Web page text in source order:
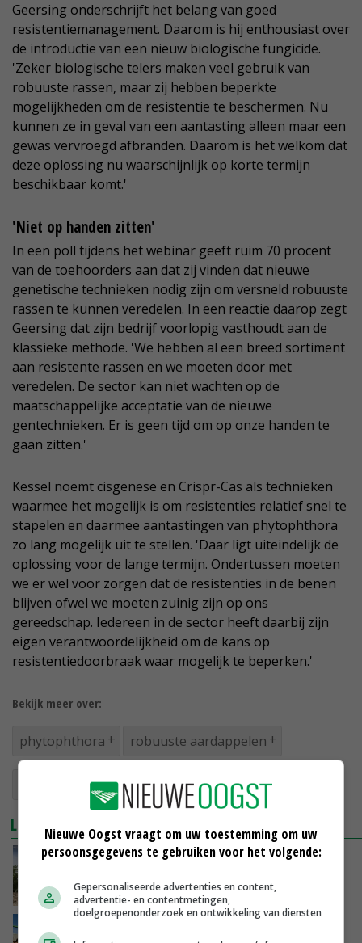
Geersing onderschrijft het belang van goed
resistentiemanagement. Daarom is hij enthousiast over
de introductie van een nieuw biologische fungicide.
'Zeker biologische telers maken veel gebruik van
robuuste rassen, maar zij hebben beperkte
mogelijkheden om de resistentie te beschermen. Nu
kunnen ze in geval van een aantasting alleen maar een
gewas vervroegd afbranden. Daarom is het welkom dat
deze oplossing nu waarschijnlijk op korte termijn
beschikbaar komt.'
'Niet op handen zitten'
In een poll tijdens het webinar geeft ruim 70 procent
van de toehoorders aan dat zij vinden dat nieuwe
genetische technieken nodig zijn om versneld robuuste
rassen te kunnen veredelen. In een reactie daarop zegt
Geersing dat zijn bedrijf voorlopig vasthoudt aan de
klassieke methode. 'We hebben al een breed sortiment
aan resistente rassen en we moeten door met
veredelen. De sector kan niet wachten op de
maatschappelijke acceptatie van de nieuwe
gentechnieken. Er is geen tijd om op onze handen te
gaan zitten.'
Kessel noemt cisgenese en Crispr-Cas als technieken
waarmee het mogelijk is om resistenties relatief snel te
stapelen en daarmee aantastingen van phytophthora
zo lang mogelijk uit te stellen. 'Daar ligt uiteindelijk de
oplossing voor de lange termijn. Ondertussen moeten
we er wel voor zorgen dat de resistenties in de benen
blijven ofwel we moeten zuinig zijn op ons
gereedschap. Iedereen in de sector heeft daarbij zijn
eigen verantwoordelijkheid om de kans op
resistentiedoorbraak waar mogelijk te beperken.'
Bekijk meer over:
phytophthora robuuste aardappelen
LEES OOK
NEPG waarschuwt voor kwaliteitsproblemen
11-09-2023
Nieuwe Oogst vraagt om uw toestemming om uw
persoonsgegevens te gebruiken voor het volgende:
Gepersonaliseerde advertenties en content,
advertentie- en contentmetingen,
doelgroepenonderzoek en ontwikkeling van diensten